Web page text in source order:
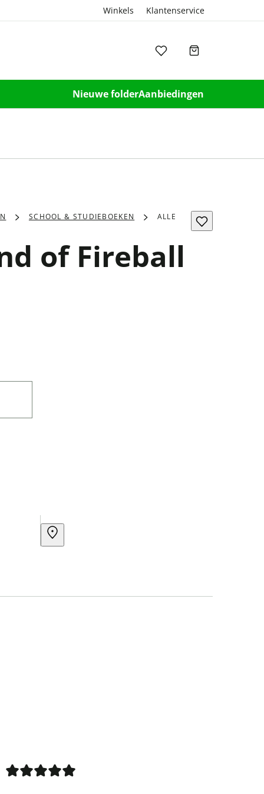
Winkels Klantenservice
Nieuwe folderAanbiedingen
SCHOOL & STUDIEBOEKEN
ALLE
of Fireball